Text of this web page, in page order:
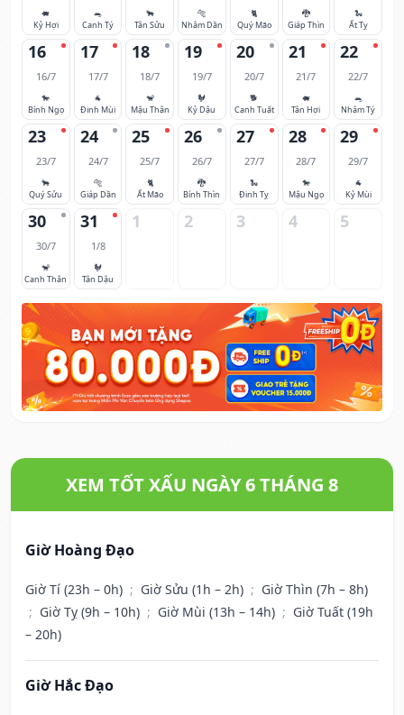
🐖
Kỷ Hợi
🐀
Canh Tý
🐂
Tân Sửu
🐅
Nhâm Dần
🐈
Quý Mão
🐉
Giáp Thìn
🐍
Ất Tỵ
16
16/7
🐎
Bính Ngọ
17
17/7
🐐
Đinh Mùi
18
18/7
🐒
Mậu Thân
19
19/7
🐓
Kỷ Dậu
20
20/7
🐕
Canh Tuất
21
21/7
🐖
Tân Hợi
22
22/7
🐀
Nhâm Tý
23
23/7
🐂
Quý Sửu
24
24/7
🐅
Giáp Dần
25
25/7
🐈
Ất Mão
26
26/7
🐉
Bính Thìn
27
27/7
🐍
Đinh Tỵ
28
28/7
🐎
Mậu Ngọ
29
29/7
🐐
Kỷ Mùi
30
30/7
🐒
Canh Thân
31
1/8
🐓
Tân Dậu
1 2 3 4 5
XEM TỐT XẤU NGÀY 6 THÁNG 8
Giờ Hoàng Đạo
Giờ Tí (23h – 0h) ; Giờ Sửu (1h – 2h) ; Giờ Thìn (7h – 8h)
; Giờ Tỵ (9h – 10h) ; Giờ Mùi (13h – 14h) ; Giờ Tuất (19h
– 20h)
Giờ Hắc Đạo